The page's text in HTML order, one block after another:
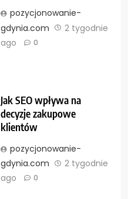
pozycjonowanie-
gdynia.com
2 tygodnie
ago
0
Jak SEO wpływa na
decyzje zakupowe
klientów
pozycjonowanie-
gdynia.com
2 tygodnie
ago
0